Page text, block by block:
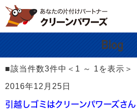
■該当件数3件中＜1 ～ 1を表示
2016年12月25日
引越しゴミはクリーンパワーズさ